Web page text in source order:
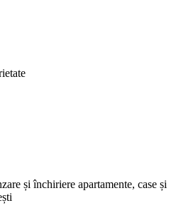
și închiriere apartamente, case și